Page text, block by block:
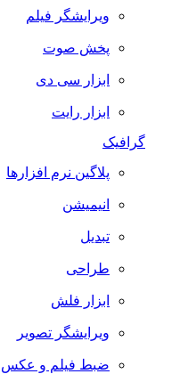
ویرایشگر فیلم
پخش صوت
ابزار سی دی
ابزار رایت
گرافیک
پلاگین نرم افزارها
انیمیشن
تبدیل
طراحی
ابزار فلش
ویرایشگر تصویر
ضبط فيلم و عكس